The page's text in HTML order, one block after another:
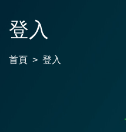
登入
首頁 登入